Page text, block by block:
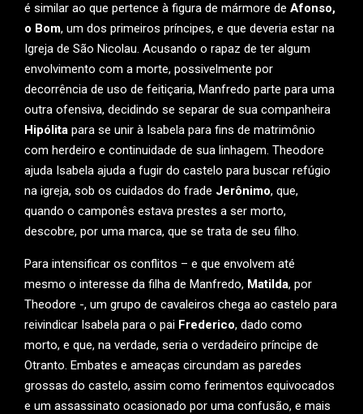
é similar ao que pertence à figura de mármore de Afonso,
o Bom, um dos primeiros príncipes, e que deveria estar na
Igreja de São Nicolau. Acusando o rapaz de ter algum
envolvimento com a morte, possivelmente por
decorrência de uso de feitiçaria, Manfredo parte para uma
outra ofensiva, decidindo se separar de sua companheira
Hipólita para se unir à Isabela para fins de matrimônio
com herdeiro e continuidade de sua linhagem. Theodore
ajuda Isabela ajuda a fugir do castelo para buscar refúgio
na igreja, sob os cuidados do frade Jerônimo, que,
quando o camponês estava prestes a ser morto,
descobre, por uma marca, que se trata de seu filho.
Para intensificar os conflitos – e que envolvem até
mesmo o interesse da filha de Manfredo, Matilda, por
Theodore -, um grupo de cavaleiros chega ao castelo para
reivindicar Isabela para o pai Frederico, dado como
morto, e que, na verdade, seria o verdadeiro príncipe de
Otranto. Embates e ameaças circundam as paredes
grossas do castelo, assim como ferimentos equivocados
e um assassinato ocasionado por uma confusão, e mais